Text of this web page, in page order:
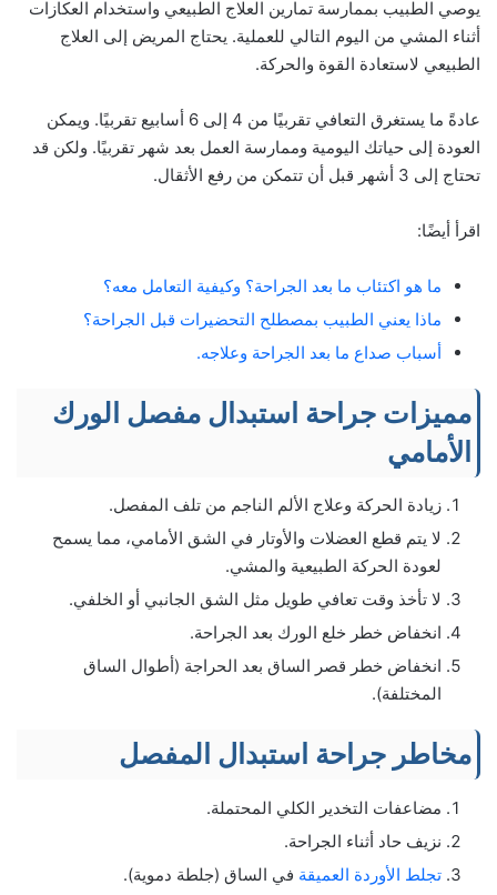
يوصي الطبيب بممارسة تمارين العلاج الطبيعي واستخدام العكازات
أثناء المشي من اليوم التالي للعملية. يحتاج المريض إلى العلاج
الطبيعي لاستعادة القوة والحركة.
عادةً ما يستغرق التعافي تقربيًا من 4 إلى 6 أسابيع تقربيًا. ويمكن
العودة إلى حياتك اليومية وممارسة العمل بعد شهر تقربيًا. ولكن قد
تحتاج إلى 3 أشهر قبل أن تتمكن من رفع الأثقال.
اقرأ أيضًا:
ما هو اكتئاب ما بعد الجراحة؟ وكيفية التعامل معه؟
ماذا يعني الطبيب بمصطلح التحضيرات قبل الجراحة؟
أسباب صداع ما بعد الجراحة وعلاجه.
مميزات جراحة استبدال مفصل الورك
الأمامي
زيادة الحركة وعلاج الألم الناجم من تلف المفصل.
لا يتم قطع العضلات والأوتار في الشق الأمامي، مما يسمح
لعودة الحركة الطبيعية والمشي.
لا تأخذ وقت تعافي طويل مثل الشق الجانبي أو الخلفي.
انخفاض خطر خلع الورك بعد الجراحة.
انخفاض خطر قصر الساق بعد الحراجة (أطوال الساق
المختلفة).
مخاطر جراحة استبدال المفصل
مضاعفات التخدير الكلي المحتملة.
نزيف حاد أثناء الجراحة.
تجلط الأوردة العميقة في الساق (جلطة دموية).